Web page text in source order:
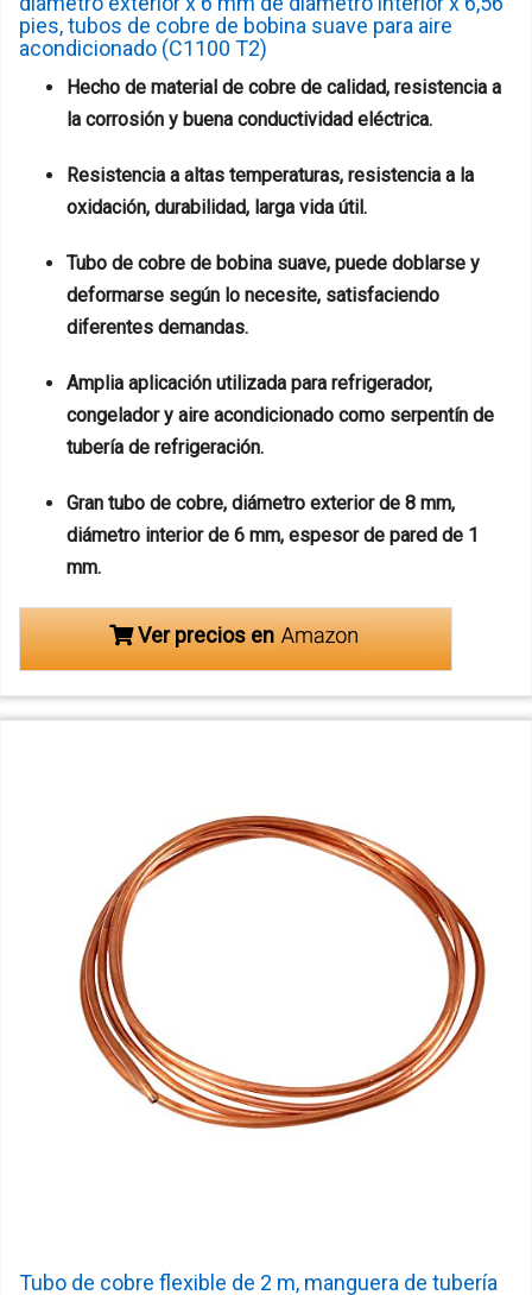
pies, tubos de cobre de bobina suave para aire
acondicionado (C1100 T2)
Hecho de material de cobre de calidad, resistencia a
la corrosión y buena conductividad eléctrica.
Resistencia a altas temperaturas, resistencia a la
oxidación, durabilidad, larga vida útil.
Tubo de cobre de bobina suave, puede doblarse y
deformarse según lo necesite, satisfaciendo
diferentes demandas.
Amplia aplicación utilizada para refrigerador,
congelador y aire acondicionado como serpentín de
tubería de refrigeración.
Gran tubo de cobre, diámetro exterior de 8 mm,
diámetro interior de 6 mm, espesor de pared de 1
mm.
Ver precios en
Tubo de cobre flexible de 2 m, manguera de tubería